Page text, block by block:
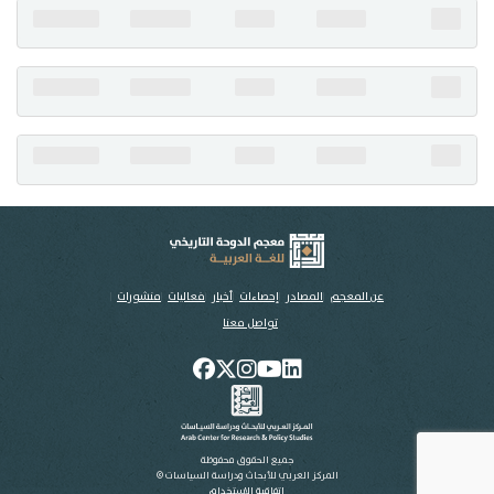
عن المعجم المصادر إحصاءات أخبار فعاليات منشورات
تواصل معنا
جميع الحقوق محفوظة
المركز العربي للأبحاث ودراسة السياسات ©